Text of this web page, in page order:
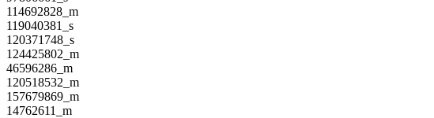
114692828_m
119040381_s
120371748_s
124425802_m
46596286_m
120518532_m
157679869_m
14762611_m